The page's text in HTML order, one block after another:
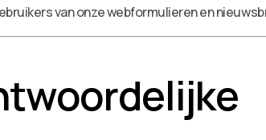
van onze webformulieren en